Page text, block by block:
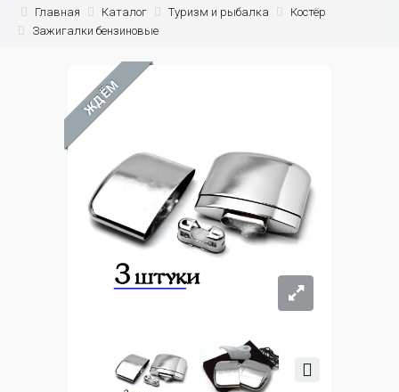
Главная Каталог Туризм и рыбалка
Костёр
Зажигалки бензиновые
ЖДЁМ